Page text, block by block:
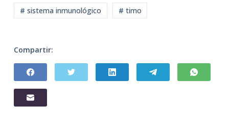
# sistema inmunológico # timo
Compartir: